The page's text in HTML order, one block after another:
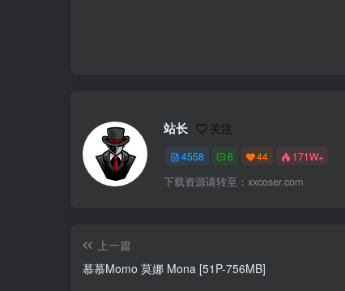
站长 关注
4558 6 44 171W+
下载资源请转至：xxcoser.com
上一篇
慕慕Momo 莫娜 Mona [51P-756MB]